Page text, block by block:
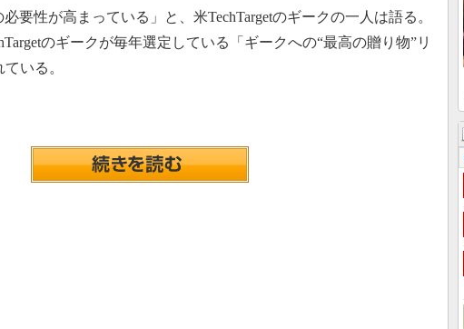
要性が高まっている」と、米TechTargetのギークの一人は語る。
のギークが毎年選定している「ギークへの“最高の贈り物”リ
いる。